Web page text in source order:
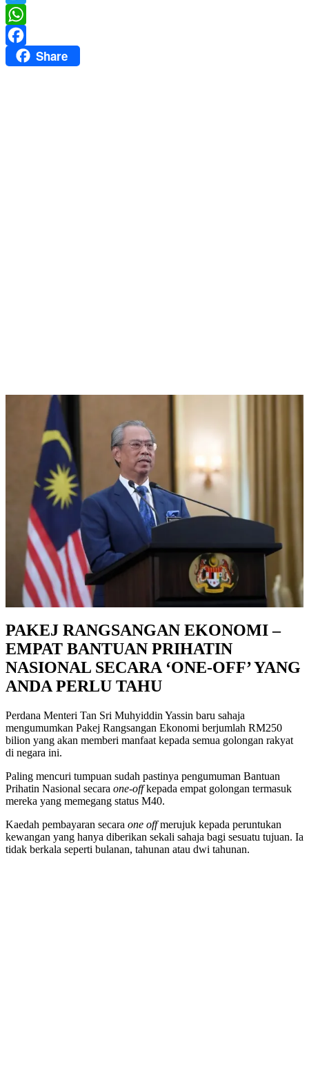
Twitter
WhatsApp
FacebookShare
PAKEJ RANGSANGAN EKONOMI –
EMPAT BANTUAN PRIHATIN
NASIONAL SECARA ‘ONE-OFF’ YANG
ANDA PERLU TAHU
Perdana Menteri Tan Sri Muhyiddin Yassin baru sahaja
mengumumkan Pakej Rangsangan Ekonomi berjumlah RM250
bilion yang akan memberi manfaat kepada semua golongan rakyat
di negara ini.
Paling mencuri tumpuan sudah pastinya pengumuman Bantuan
Prihatin Nasional secara one-offkepada empat golongan termasuk
mereka yang memegang status M40.
Kaedah pembayaran secara one offmerujuk kepada peruntukan
kewangan yang hanya diberikan sekali sahaja bagi sesuatu tujuan. Ia
tidak berkala seperti bulanan, tahunan atau dwi tahunan.